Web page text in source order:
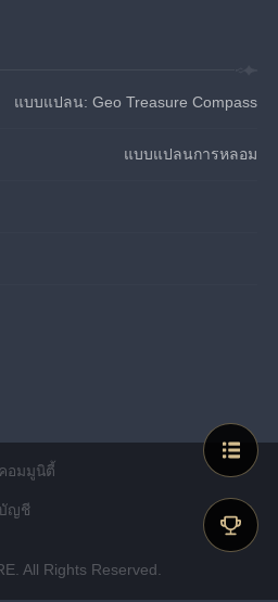
แบบแปลน: Geo Treasure Compass
แบบแปลนการหลอม
อมมูนิตี้
บัญชี
All Rights Reserved.